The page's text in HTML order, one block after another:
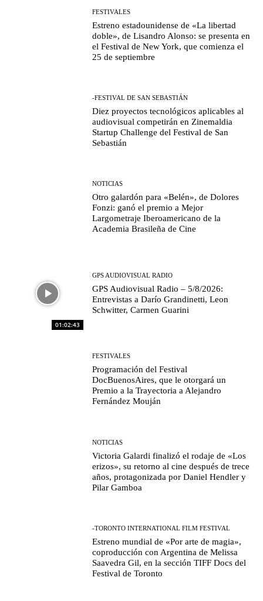
FESTIVALES
Estreno estadounidense de «La libertad
doble», de Lisandro Alonso: se presenta en
el Festival de New York, que comienza el
25 de septiembre
-FESTIVAL DE SAN SEBASTIÁN
Diez proyectos tecnológicos aplicables al
audiovisual competirán en Zinemaldia
Startup Challenge del Festival de San
Sebastián
NOTICIAS
Otro galardón para «Belén», de Dolores
Fonzi: ganó el premio a Mejor
Largometraje Iberoamericano de la
Academia Brasileña de Cine
01:02:43
GPS AUDIOVISUAL RADIO
GPS Audiovisual Radio – 5/8/2026:
Entrevistas a Darío Grandinetti, Leon
Schwitter, Carmen Guarini
FESTIVALES
Programación del Festival
DocBuenosAires, que le otorgará un
Premio a la Trayectoria a Alejandro
Fernández Mouján
NOTICIAS
Victoria Galardi finalizó el rodaje de «Los
erizos», su retorno al cine después de trece
años, protagonizada por Daniel Hendler y
Pilar Gamboa
-TORONTO INTERNATIONAL FILM FESTIVAL
Estreno mundial de «Por arte de magia»,
coproducción con Argentina de Melissa
Saavedra Gil, en la sección TIFF Docs del
Festival de Toronto